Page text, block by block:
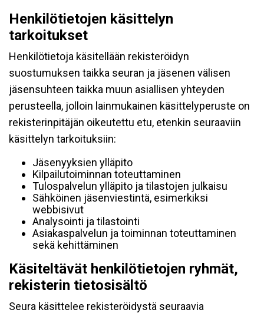
Henkilötietojen käsittelyn
tarkoitukset
Henkilötietoja käsitellään rekisteröidyn
suostumuksen taikka seuran ja jäsenen välisen
jäsensuhteen taikka muun asiallisen yhteyden
perusteella, jolloin lainmukainen käsittelyperuste on
rekisterinpitäjän oikeutettu etu, etenkin seuraaviin
käsittelyn tarkoituksiin:
Jäsenyyksien ylläpito
Kilpailutoiminnan toteuttaminen
Tulospalvelun ylläpito ja tilastojen julkaisu
Sähköinen jäsenviestintä, esimerkiksi
webbisivut
Analysointi ja tilastointi
Asiakaspalvelun ja toiminnan toteuttaminen
sekä kehittäminen
Käsiteltävät henkilötietojen ryhmät,
rekisterin tietosisältö
Seura käsittelee rekisteröidystä seuraavia